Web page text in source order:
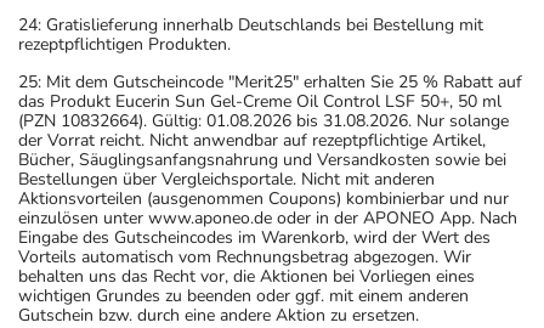
24: Gratislieferung innerhalb Deutschlands bei Bestellung mit
rezeptpflichtigen Produkten.
25: Mit dem Gutscheincode "Merit25" erhalten Sie 25 % Rabatt auf
das Produkt Eucerin Sun Gel-Creme Oil Control LSF 50+, 50 ml
(PZN 10832664). Gültig: 01.08.2026 bis 31.08.2026. Nur solange
der Vorrat reicht. Nicht anwendbar auf rezeptpflichtige Artikel,
Bücher, Säuglingsanfangsnahrung und Versandkosten sowie bei
Bestellungen über Vergleichsportale. Nicht mit anderen
Aktionsvorteilen (ausgenommen Coupons) kombinierbar und nur
einzulösen unter www.aponeo.de oder in der APONEO App. Nach
Eingabe des Gutscheincodes im Warenkorb, wird der Wert des
Vorteils automatisch vom Rechnungsbetrag abgezogen. Wir
behalten uns das Recht vor, die Aktionen bei Vorliegen eines
wichtigen Grundes zu beenden oder ggf. mit einem anderen
Gutschein bzw. durch eine andere Aktion zu ersetzen.